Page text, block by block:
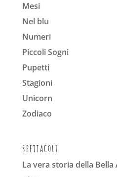
Mesi
Nel blu
Numeri
Piccoli Sogni
Pupetti
Stagioni
Unicorn
Zodiaco
SPETTACOLI
La vera storia della